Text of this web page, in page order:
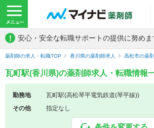
! 安心・安全な転職サポートの提供に努めま
薬剤師の求人・転職TOP 香川県の薬剤師求人 高松市の薬
瓦町駅(香川県)の薬剤師求人・転職情報
勤務地
瓦町駅(高松琴平電気鉄道(琴平線))
その他
指定なし